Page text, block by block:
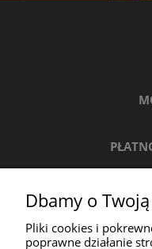
Dbamy o
Pliki cookies i
poprawne działanie